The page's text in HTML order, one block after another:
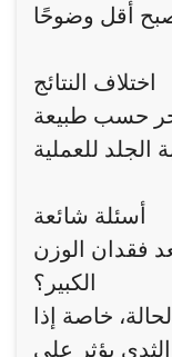
اختلاف النتائج
حسب طبيعة
أسئلة شائعة
فقدان الوزن
الكبير؟
خاصة إذا
يؤثر على